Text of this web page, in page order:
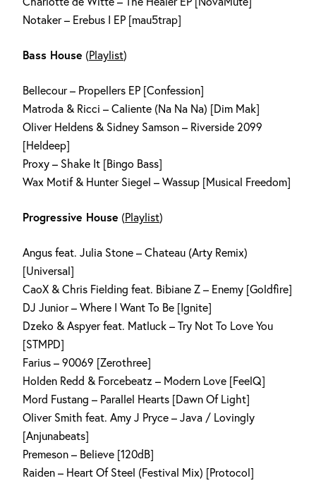
Notaker – Erebus I EP [mau5trap]
Bass House (Playlist)
Bellecour – Propellers EP [Confession]
Matroda & Ricci – Caliente (Na Na Na) [Dim Mak]
Oliver Heldens & Sidney Samson – Riverside 2099
[Heldeep]
Proxy – Shake It [Bingo Bass]
Wax Motif & Hunter Siegel – Wassup [Musical Freedom]
Progressive House (Playlist)
Angus feat. Julia Stone – Chateau (Arty Remix)
[Universal]
CaoX & Chris Fielding feat. Bibiane Z – Enemy [Goldfire]
DJ Junior – Where I Want To Be [Ignite]
Dzeko & Aspyer feat. Matluck – Try Not To Love You
[STMPD]
Farius – 90069 [Zerothree]
Holden Redd & Forcebeatz – Modern Love [FeelQ]
Mord Fustang – Parallel Hearts [Dawn Of Light]
Oliver Smith feat. Amy J Pryce – Java / Lovingly
[Anjunabeats]
Premeson – Believe [120dB]
Raiden – Heart Of Steel (Festival Mix) [Protocol]